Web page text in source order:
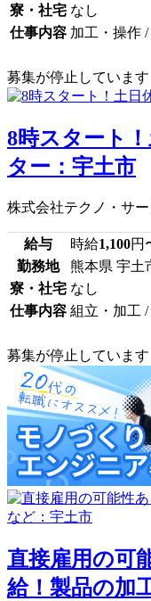
寮・社宅 なし
仕事内容 加工・操作
募集が停止しています
8時スタート
ター：宇土市
株式会社テクノ・サー
給与 時給1,100円
勤務地
熊本県 宇土
寮・社宅 なし
仕事内容 組立・加工
募集が停止しています
直接雇用の可
給！製品の加